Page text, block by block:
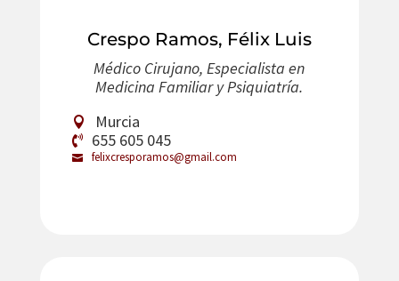
Crespo Ramos, Félix Luis
Médico Cirujano, Especialista en
Medicina Familiar y Psiquiatría.
Murcia
655 605 045
felixcresporamos@gmail.com